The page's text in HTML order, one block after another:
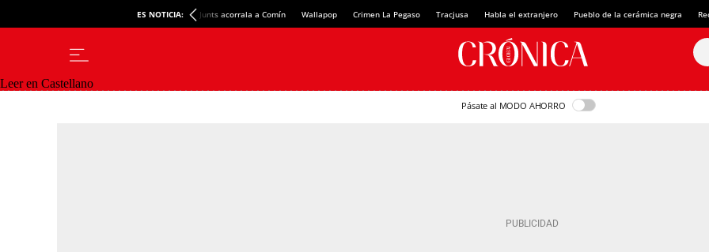
ES NOTICIA: Junts acorrala a Comín Wallapop Crimen La Pegaso Tracjusa Habla el extranjero Pueblo de la cerámica negra
Leer en Castellano
Pásate al MODO AHORRO